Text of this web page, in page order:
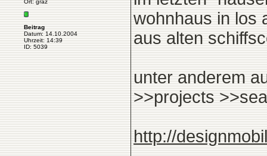
Ort: graz
Beitrag
Datum: 14.10.2004
Uhrzeit: 14:39
ID: 5039
wohnhaus in los
aus alten
unter anderem
>>projects
http://